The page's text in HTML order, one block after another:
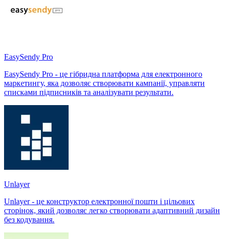
EasySendy Pro
EasySendy Pro - це гібридна платформа для електронного
маркетингу, яка дозволяє створювати кампанії, управляти
списками підписників та аналізувати результати.
Unlayer
Unlayer - це конструктор електронної пошти і цільових
сторінок, який дозволяє легко створювати адаптивний дизайн
без кодування.